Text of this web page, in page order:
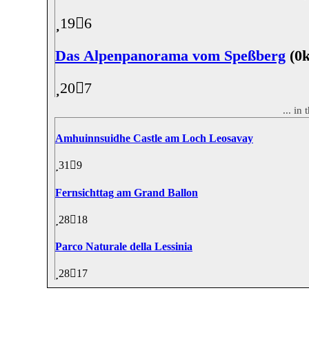
19 6
Das Alpenpanorama vom Speßberg
20 7
... in
Amhuinnsuidhe Castle am Loch Leosavay
31 9
Fernsichttag am Grand Ballon
28 18
Parco Naturale della Lessinia
28 17